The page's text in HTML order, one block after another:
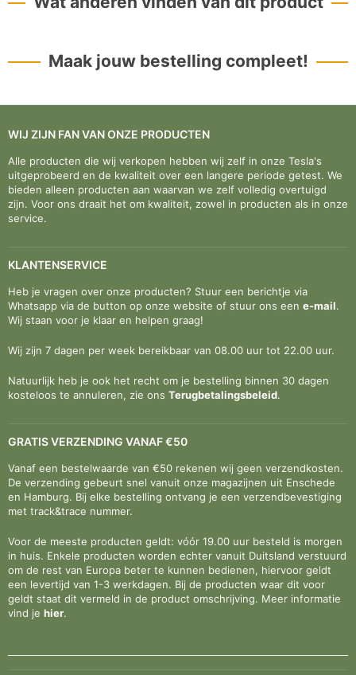
Maak jouw bestelling compleet!
WIJ ZIJN FAN VAN ONZE PRODUCTEN
Alle producten die wij verkopen hebben wij zelf in onze Tesla's
uitgeprobeerd en de kwaliteit over een langere periode getest. We
bieden alleen producten aan waarvan we zelf volledig overtuigd
zijn. Voor ons draait het om kwaliteit, zowel in producten als in onze
service.
KLANTENSERVICE
Heb je vragen over onze producten? Stuur een berichtje via
Whatsapp via de button op onze website of stuur ons een e-mail.
Wij staan voor je klaar en helpen graag!
Wij zijn 7 dagen per week bereikbaar van 08.00 uur tot 22.00 uur.
Natuurlijk heb je ook het recht om je bestelling binnen 30 dagen
kosteloos te annuleren, zie ons Terugbetalingsbeleid.
GRATIS VERZENDING VANAF €50
Vanaf een bestelwaarde van €50 rekenen wij geen verzendkosten.
De verzending gebeurt snel vanuit onze magazijnen uit Enschede
en Hamburg. Bij elke bestelling ontvang je een verzendbevestiging
met track&trace nummer.
Voor de meeste producten geldt: vóór 19.00 uur besteld is morgen
in huis. Enkele producten worden echter vanuit Duitsland verstuurd
om de rest van Europa beter te kunnen bedienen, hiervoor geldt
een levertijd van 1-3 werkdagen. Bij de producten waar dit voor
geldt staat dit vermeld in de product omschrijving. Meer informatie
vind je hier.